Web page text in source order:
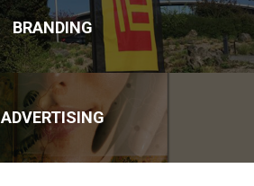
BRANDING
ADVERTISING